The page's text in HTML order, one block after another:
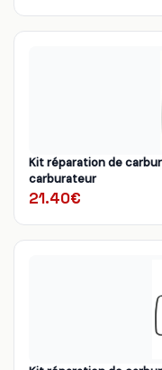
Kit réparation de
carburateur
21.40€